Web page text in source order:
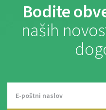
Bodite
naših